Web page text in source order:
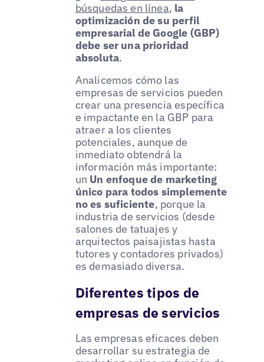
búsquedas en línea, la
optimización de su perfil
empresarial de Google (GBP)
debe ser una prioridad
absoluta.
Analicemos cómo las
empresas de servicios pueden
crear una presencia específica
e impactante en la GBP para
atraer a los clientes
potenciales, aunque de
inmediato obtendrá la
información más importante:
un Un enfoque de marketing
único para todos simplemente
no es suficiente, porque la
industria de servicios (desde
salones de tatuajes y
arquitectos paisajistas hasta
tutores y contadores privados)
es demasiado diversa.
Diferentes tipos de
empresas de servicios
Las empresas eficaces deben
desarrollar su estrategia de